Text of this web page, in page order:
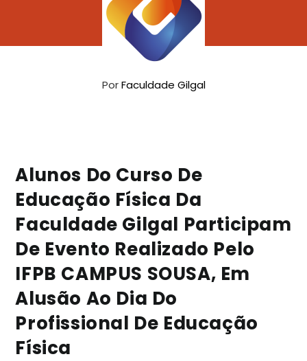
PorFaculdade Gilgal
Alunos Do Curso De
Educação Física Da
Faculdade Gilgal Participam
De Evento Realizado Pelo
IFPB CAMPUS SOUSA, Em
Alusão Ao Dia Do
Profissional De Educação
Física